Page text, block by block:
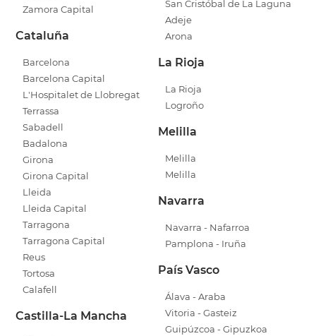
Zamora Capital
Cataluña
Barcelona
Barcelona Capital
L'Hospitalet de Llobregat
Terrassa
Sabadell
Badalona
Girona
Girona Capital
Lleida
Lleida Capital
Tarragona
Tarragona Capital
Reus
Tortosa
Calafell
Castilla-La Mancha
San Cristóbal de La Laguna
Adeje
Arona
La Rioja
La Rioja
Logroño
Melilla
Melilla
Melilla
Navarra
Navarra - Nafarroa
Pamplona - Iruña
País Vasco
Álava - Araba
Vitoria - Gasteiz
Guipúzcoa - Gipuzkoa